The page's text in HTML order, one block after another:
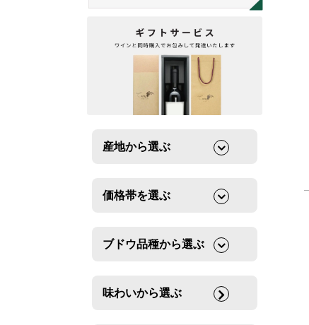
産地から選ぶ
価格帯を選ぶ
ブドウ品種から選ぶ
味わいから選ぶ